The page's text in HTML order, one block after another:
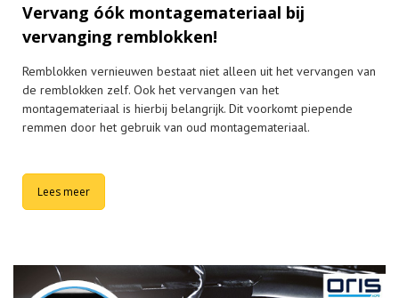
Vervang óók montagemateriaal bij
vervanging remblokken!
Remblokken vernieuwen bestaat niet alleen uit het vervangen van
de remblokken zelf. Ook het vervangen van het
montagemateriaal is hierbij belangrijk. Dit voorkomt piepende
remmen door het gebruik van oud montagemateriaal.
Lees meer